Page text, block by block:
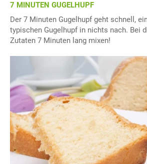
7 MINUTEN GUGELHUPF
Der 7 Minuten Gugelhupf geht schnell,
typischen Gugelhupf in nichts nach. Bei
Zutaten 7 Minuten lang mixen!